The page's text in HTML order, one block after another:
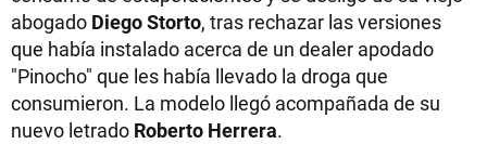
abogado Diego Storto, tras rechazar las versiones
que había instalado acerca de un dealer apodado
"Pinocho" que les había llevado la droga que
consumieron. La modelo llegó acompañada de su
nuevo letrado Roberto Herrera.